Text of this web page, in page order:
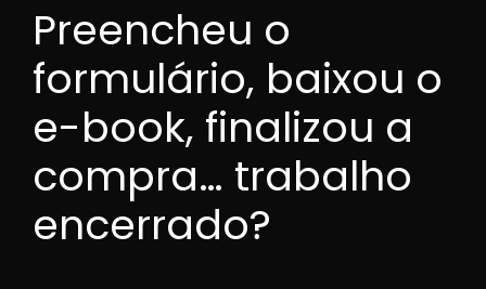
Preencheu o
formulário, baixou o
e-book, finalizou a
compra… trabalho
encerrado?